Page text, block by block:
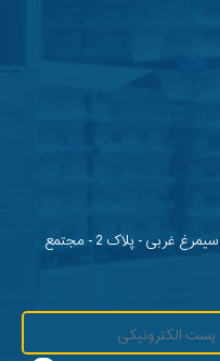
تهران - سیدخندان - جلفا نبش سیمرغ غربی - پلاک 2 - مجتمع